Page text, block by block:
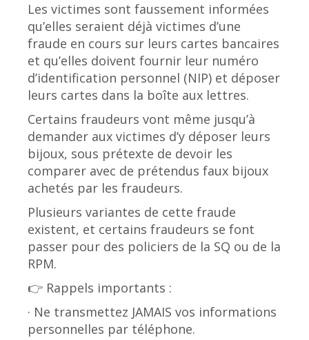
Les victimes sont faussement informées
qu’elles seraient déjà victimes d’une
fraude en cours sur leurs cartes bancaires
et qu’elles doivent fournir leur numéro
d’identification personnel (NIP) et déposer
leurs cartes dans la boîte aux lettres.
Certains fraudeurs vont même jusqu’à
demander aux victimes d’y déposer leurs
bijoux, sous prétexte de devoir les
comparer avec de prétendus faux bijoux
achetés par les fraudeurs.
Plusieurs variantes de cette fraude
existent, et certains fraudeurs se font
passer pour des policiers de la SQ ou de la
RPM.
👉 Rappels importants :
· Ne transmettez JAMAIS vos informations
personnelles par téléphone.